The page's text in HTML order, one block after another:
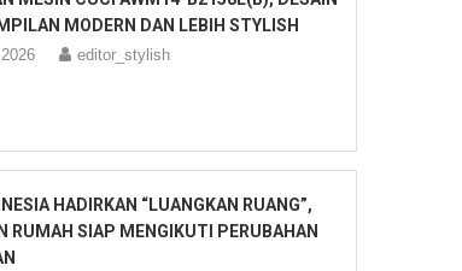
MODERN DAN LEBIH STYLISH
editor_stylish
HADIRKAN “LUANGKAN RUANG”,
RUMAH SIAP MENGIKUTI PERUBAHAN